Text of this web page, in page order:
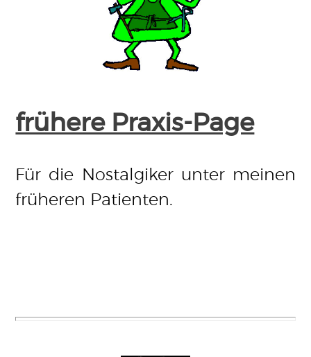
frühere Praxis-Page
Für die Nostalgiker unter meinen
früheren Patienten.